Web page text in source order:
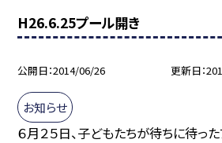
H26.6.25プール開き
公開日 2014/06/26 更新日
お知らせ
６月２５日、子どもたちが待ちに待っ